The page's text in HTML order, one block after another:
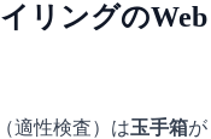
リングのWeb
適性検査）は玉手箱が